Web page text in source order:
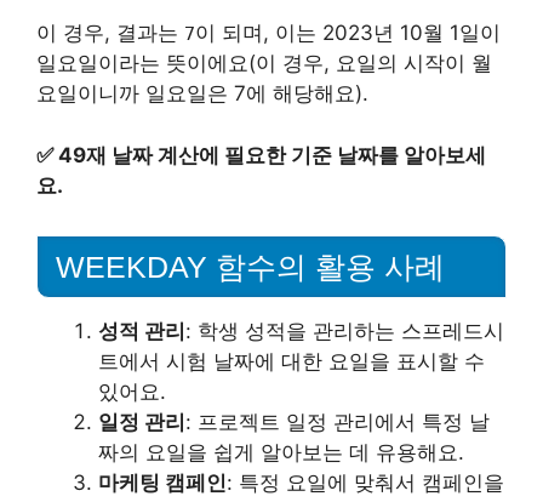
이 경우, 결과는 7이 되며, 이는 2023년 10월 1일이
일요일이라는 뜻이에요(이 경우, 요일의 시작이 월
요일이니까 일요일은 7에 해당해요).
✅49재 날짜 계산에 필요한 기준 날짜를 알아보세
요.
WEEKDAY 함수의 활용 사례
성적 관리 : 학생 성적을 관리하는 스프레드시
트에서 시험 날짜에 대한 요일을 표시할 수
있어요.
일정 관리 : 프로젝트 일정 관리에서 특정 날
짜의 요일을 쉽게 알아보는 데 유용해요.
마케팅 캠페인: 특정 요일에 맞춰서 캠페인을